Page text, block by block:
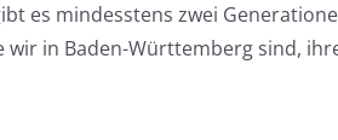
es mindesstens zwei
in Baden-Württemberg sind,